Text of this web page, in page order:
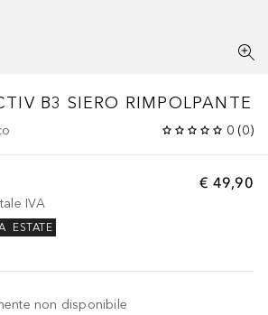
B3 SIERO RIMPOLPANTE
0 (0)
€ 49,90
IVA
ESTATE
non disponibile